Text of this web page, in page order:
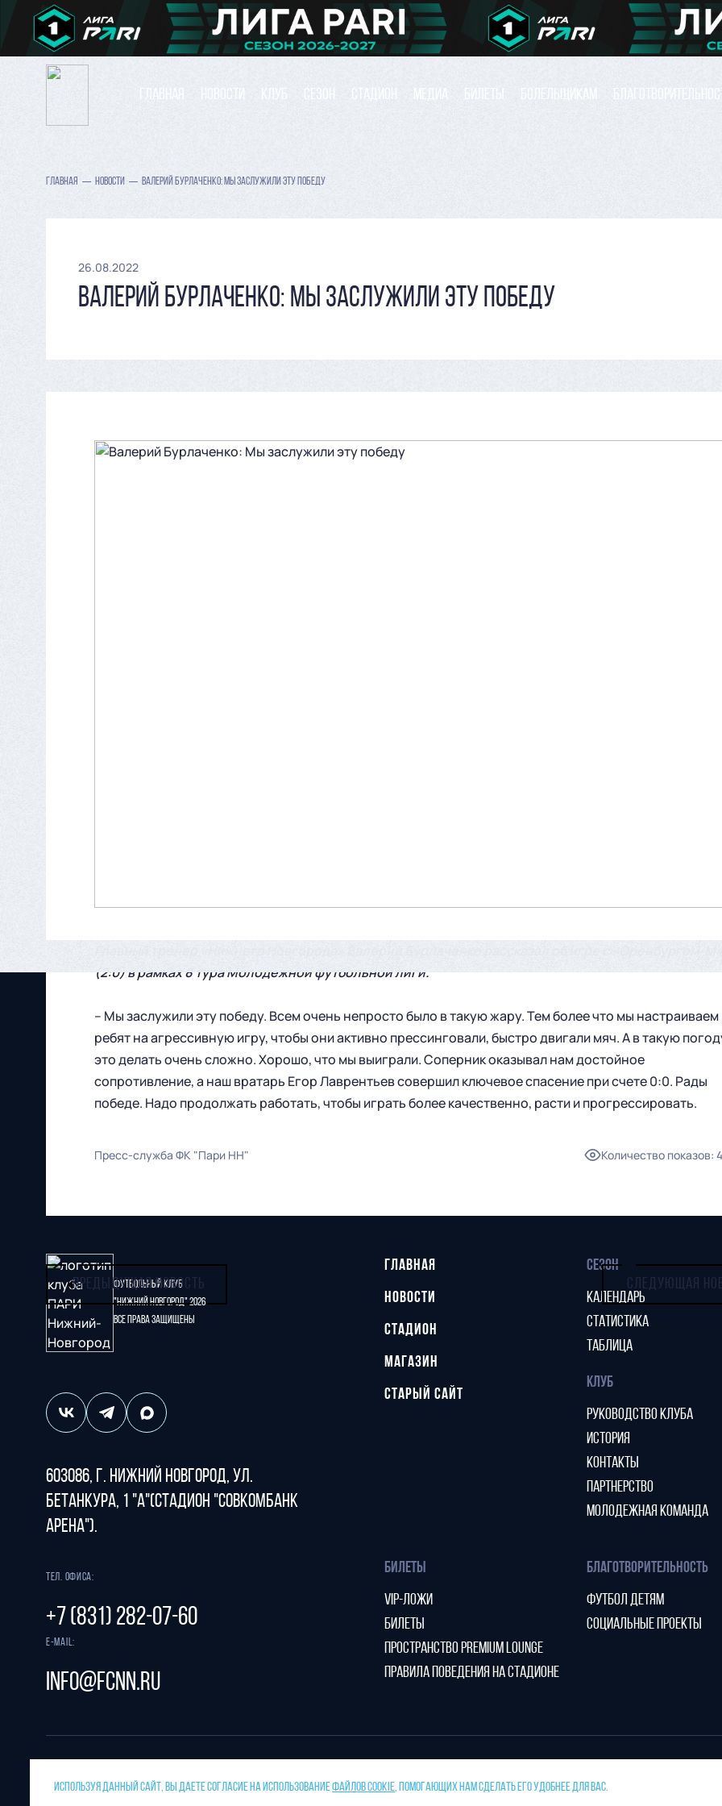
ГЛАВНАЯ НОВОСТИ КЛУБ СЕЗОН СТАДИОН МЕДИА БИЛЕТЫ БОЛЕЛЬЩИКАМ
ГЛАВНАЯ НОВОСТИ ВАЛЕРИЙ БУРЛАЧЕНКО: МЫ ЗАСЛУЖИЛИ ЭТУ ПОБЕДУ
26.08.2022
ВАЛЕРИЙ БУРЛАЧЕНКО: МЫ ЗАСЛУЖИЛИ ЭТУ ПОБЕДУ
(2:0) в рамках 8 тура Молодежной футбольной лиги.
– Мы заслужили эту победу. Всем очень непросто было в такую жару. Тем более что мы настраиваем
ребят на агрессивную игру, чтобы они активно прессинговали, быстро двигали мяч. А в такую
это делать очень сложно. Хорошо, что мы выиграли. Соперник оказывал нам достойное
сопротивление, а наш вратарь Егор Лаврентьев совершил ключевое спасение при счете 0:0. Рады
победе. Надо продолжать работать, чтобы играть более качественно, расти и прогрессировать.
Пресс-служба ФК "Пари НН" Количество показов:
ПРЕДЫДУЩАЯ НОВОСТЬ СЛЕДУЮЩАЯ
Футбольный клуб
"Нижний Новгород" 2026
Все права защищены
603086, г. Нижний Новгород, ул.
Бетанкура, 1 "А"(стадион "СОВКОМБАНК
АРЕНА").
Тел. офиса:
+7 (831) 282-07-60
E-mail:
info@fcnn.ru
ГЛАВНАЯ
НОВОСТИ
СТАДИОН
МАГАЗИН
СТАРЫЙ САЙТ
СЕЗОН
КАЛЕНДАРЬ
СТАТИСТИКА
ТАБЛИЦА
КЛУБ
РУКОВОДСТВО КЛУБА
ИСТОРИЯ
КОНТАКТЫ
ПАРТНЕРСТВО
МОЛОДЕЖНАЯ КОМАНДА
БИЛЕТЫ
VIP-ЛОЖИ
БИЛЕТЫ
ПРОСТРАНСТВО PREMIUM LOUNGE
ПРАВИЛА ПОВЕДЕНИЯ НА СТАДИОНЕ
БЛАГОТВОРИТЕЛЬНОСТЬ
ФУТБОЛ ДЕТЯМ
СОЦИАЛЬНЫЕ ПРОЕКТЫ
Защита от спама reCAPTCHA.
ИСПОЛЬЗУЯ ДАННЫЙ САЙТ, ВЫ ДАЕТЕ СОГЛАСИЕ НА ИСПОЛЬЗОВАНИЕФАЙЛОВ COOKIE, ПОМОГАЮЩИХ НАМ СДЕЛАТЬ ЕГО УДОБНЕЕ ДЛЯ ВАС.